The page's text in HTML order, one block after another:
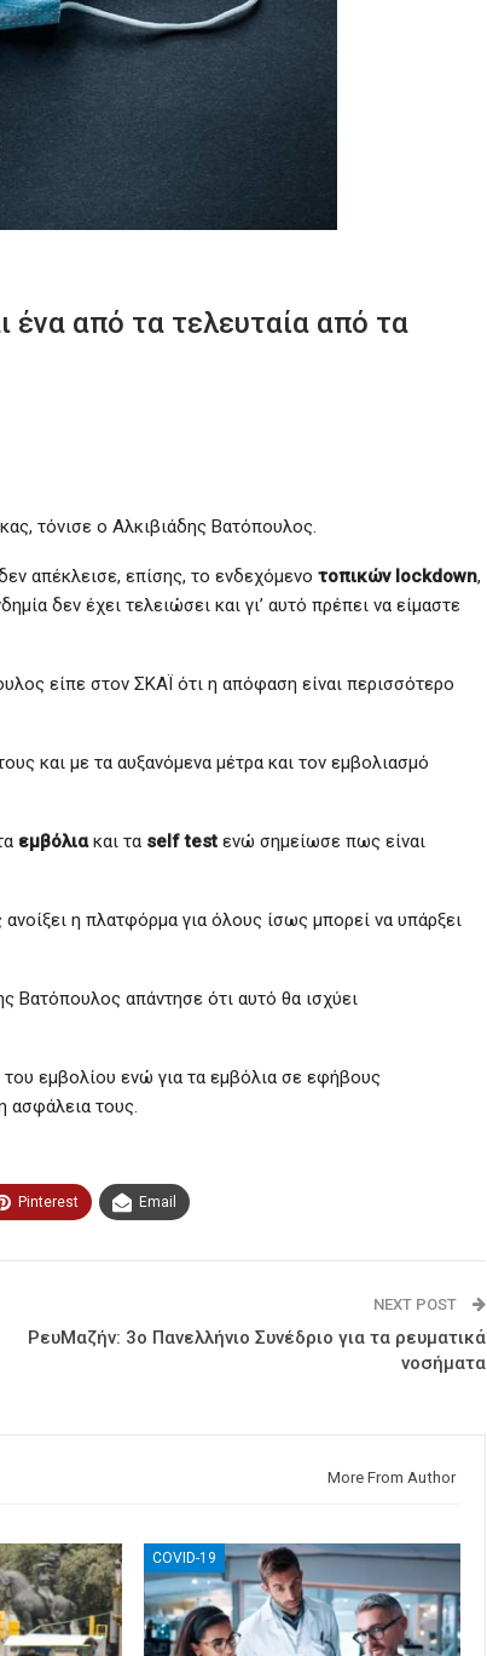
ένα από τα τελευταία από τα
τόνισε ο Αλκιβιάδης Βατόπουλος.
απέκλεισε, επίσης, το ενδεχόμενο τοπικών lockdown,
δεν έχει τελειώσει και γι’ αυτό πρέπει να είμαστε
είπε στον ΣΚΑΪ ότι η απόφαση είναι περισσότερο
και με τα αυξανόμενα μέτρα και τον εμβολιασμό
εμβόλιακαι τα self test ενώ σημείωσε πως είναι
η πλατφόρμα για όλους ίσως μπορεί να υπάρξει
Βατόπουλος απάντησε ότι αυτό θα ισχύει
εμβολίου ενώ για τα εμβόλια σε εφήβους
ασφάλεια τους.
Pinterest Email
NEXT POST
ΡευΜαζήν: 3ο Πανελλήνιο Συνέδριο για τα ρευματικά
νοσήματα
More From Author
COVID-19